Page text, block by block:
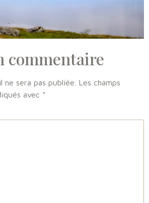
commentaire
ne sera pas publiée. Les champs
avec *